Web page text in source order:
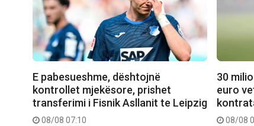
E pabesueshme, dështojnë
kontrollet mjekësore, prishet
transferimi i Fisnik Asllanit te Leipzig
08/08 07:10
30
euro
08/08